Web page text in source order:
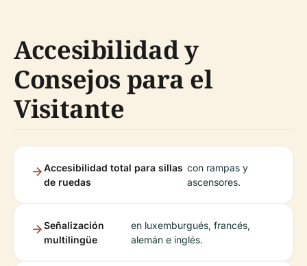
Accesibilidad y
Consejos para el
Visitante
Accesibilidad total para sillas
de ruedas
con rampas y
ascensores.
Señalización
multilingüe
en luxemburgués, francés,
alemán e inglés.